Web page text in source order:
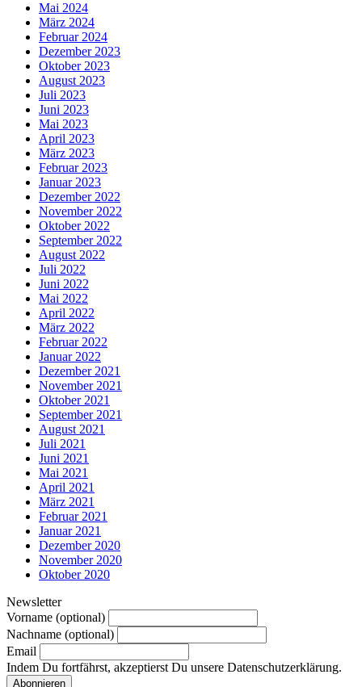
Mai 2024
März 2024
Februar 2024
Dezember 2023
Oktober 2023
August 2023
Juli 2023
Juni 2023
Mai 2023
April 2023
März 2023
Februar 2023
Januar 2023
Dezember 2022
November 2022
Oktober 2022
September 2022
August 2022
Juli 2022
Juni 2022
Mai 2022
April 2022
März 2022
Februar 2022
Januar 2022
Dezember 2021
November 2021
Oktober 2021
September 2021
August 2021
Juli 2021
Juni 2021
Mai 2021
April 2021
März 2021
Februar 2021
Januar 2021
Dezember 2020
November 2020
Oktober 2020
Newsletter
Vorname (optional)
Nachname (optional)
Email
Indem Du fortfährst, akzeptierst Du unsere Datenschutzerklärung.